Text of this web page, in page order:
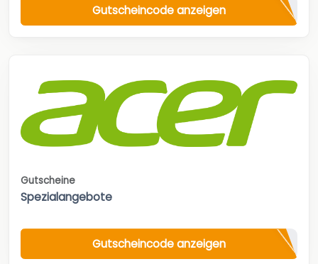
Gutscheincode anzeigen
Gutscheine
Spezialangebote
Gutscheincode anzeigen